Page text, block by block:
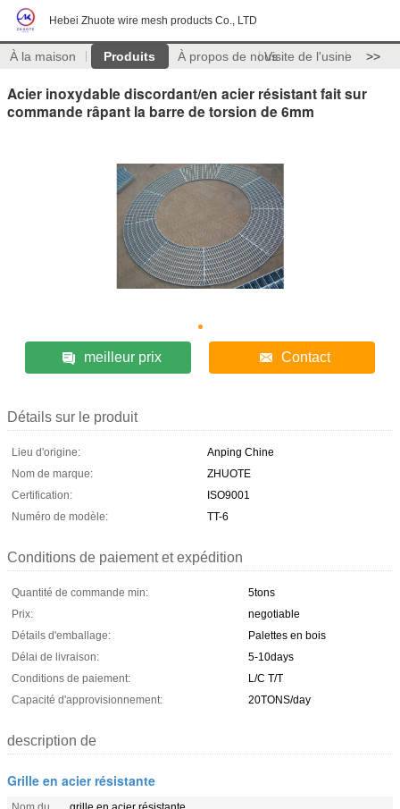
Hebei Zhuote wire mesh products Co., LTD
À la maison Produits À propos de nousVisite de l'usine >>
Acier inoxydable discordant/en acier résistant fait sur
commande râpant la barre de torsion de 6mm
meilleur prix Contact
Détails sur le produit
Lieu d'origine:
Anping Chine
Nom de marque:
ZHUOTE
Certification:
ISO9001
Numéro de modèle:
TT-6
Conditions de paiement et expédition
Quantité de commande min:
5tons
Prix:
negotiable
Détails d'emballage:
Palettes en bois
Délai de livraison:
5-10days
Conditions de paiement:
L/C T/T
Capacité d'approvisionnement:
20TONS/day
description de
Grille en acier résistante